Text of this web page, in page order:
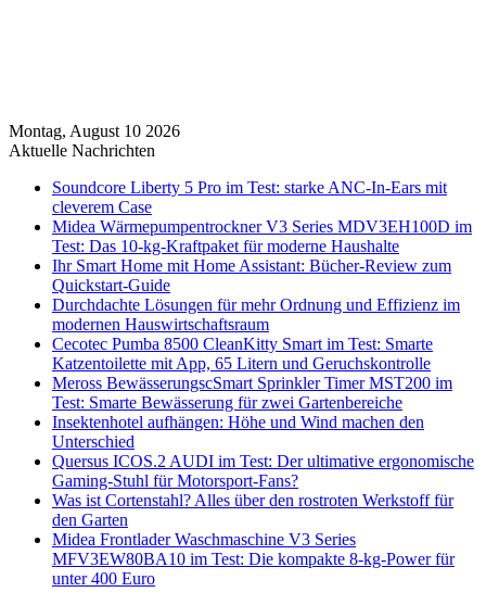
Montag, August 10 2026
Aktuelle Nachrichten
Soundcore Liberty 5 Pro im Test: starke ANC-In-Ears mit
cleverem Case
Midea Wärmepumpentrockner V3 Series MDV3EH100D im
Test: Das 10-kg-Kraftpaket für moderne Haushalte
Ihr Smart Home mit Home Assistant: Bücher-Review zum
Quickstart-Guide
Durchdachte Lösungen für mehr Ordnung und Effizienz im
modernen Hauswirtschaftsraum
Cecotec Pumba 8500 CleanKitty Smart im Test: Smarte
Katzentoilette mit App, 65 Litern und Geruchskontrolle
Meross BewässerungscSmart Sprinkler Timer MST200 im
Test: Smarte Bewässerung für zwei Gartenbereiche
Insektenhotel aufhängen: Höhe und Wind machen den
Unterschied
Quersus ICOS.2 AUDI im Test: Der ultimative ergonomische
Gaming-Stuhl für Motorsport-Fans?
Was ist Cortenstahl? Alles über den rostroten Werkstoff für
den Garten
Midea Frontlader Waschmaschine V3 Series
MFV3EW80BA10 im Test: Die kompakte 8-kg-Power für
unter 400 Euro